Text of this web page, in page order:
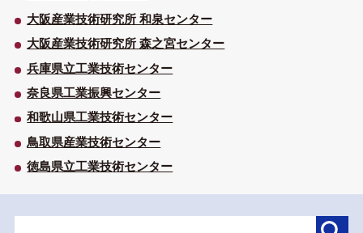
大阪産業技術研究所 和泉センター
大阪産業技術研究所 森之宮センター
兵庫県立工業技術センター
奈良県工業振興センター
和歌山県工業技術センター
鳥取県産業技術センター
徳島県立工業技術センター